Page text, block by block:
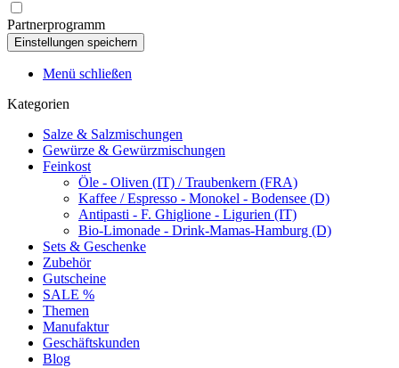
Partnerprogramm
Menü schließen
Kategorien
Salze & Salzmischungen
Gewürze & Gewürzmischungen
Feinkost
Öle - Oliven (IT) / Traubenkern (FRA)
Kaffee / Espresso - Monokel - Bodensee (D)
Antipasti - F. Ghiglione - Ligurien (IT)
Bio-Limonade - Drink-Mamas-Hamburg (D)
Sets & Geschenke
Zubehör
Gutscheine
SALE %
Themen
Manufaktur
Geschäftskunden
Blog